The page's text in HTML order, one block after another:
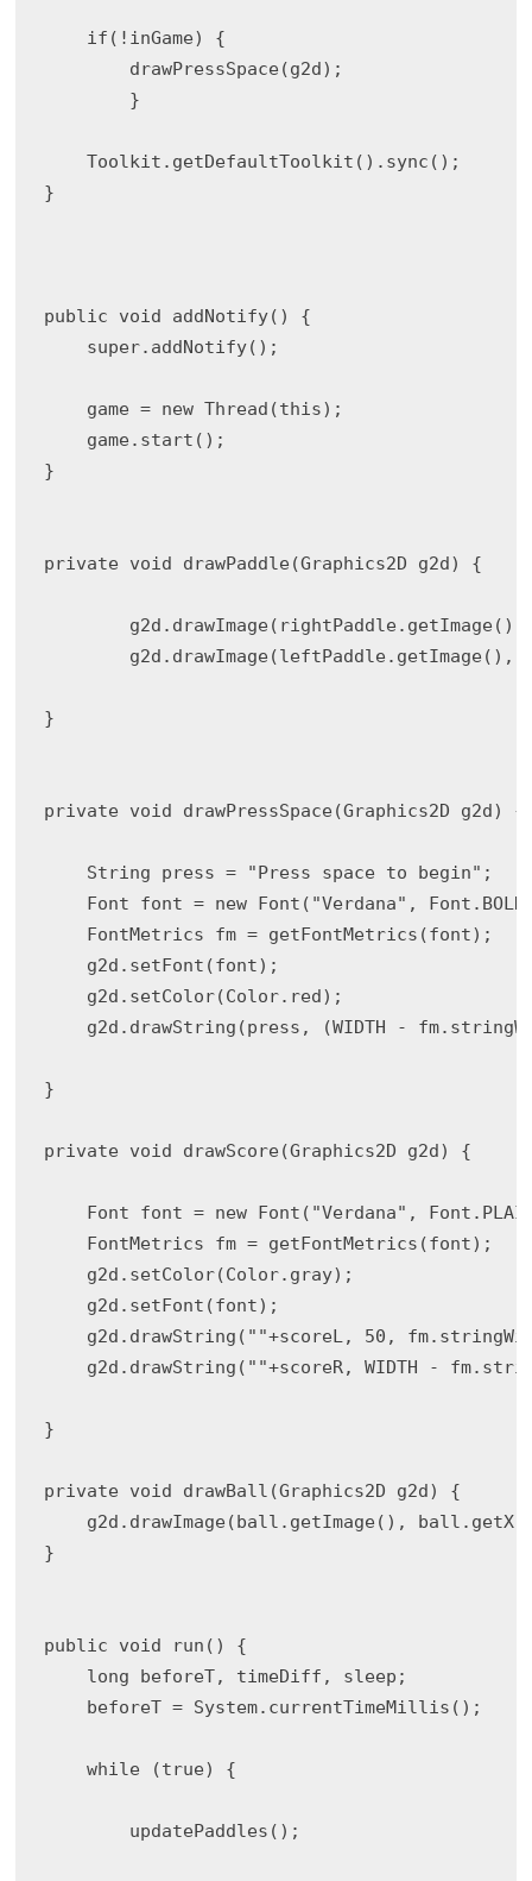
    if(!inGame) {
        drawPressSpace(g2d);
        }
    Toolkit.getDefaultToolkit().sync();
}
public void addNotify() {
    super.addNotify();
    game = new Thread(this);
    game.start();
}
private void drawPaddle(Graphics2D g2d) {
g2d.drawImage(leftPaddle.getImage(),
}
private void drawPressSpace(Graphics2D g2d) {
    String press = "Press space to begin";
Font font = new Font("Verdana", Font.BOLD
    FontMetrics fm = getFontMetrics(font);
    g2d.setFont(font);
    g2d.setColor(Color.red);
g2d.drawString(press, (WIDTH -
}
private void drawScore(Graphics2D g2d) {
Font font = new Font("Verdana",
    FontMetrics fm = getFontMetrics(font);
    g2d.setColor(Color.gray);
    g2d.setFont(font);
g2d.drawString(""+scoreL, 50,
g2d.drawString(""+scoreR, WIDTH -
}
private void drawBall(Graphics2D g2d) {
g2d.drawImage(ball.getImage(),
}
public void run() {
    long beforeT, timeDiff, sleep;
    beforeT = System.currentTimeMillis();
    while (true) {
        updatePaddles();